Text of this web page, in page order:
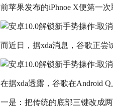
前苹果发布的iPhnoe X便第一
而近日，据xda消息，谷歌正尝
在据xda透露，谷歌在Android
一是：把传统的底部三键改成